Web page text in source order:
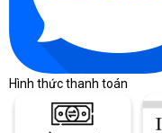
Hình thức thanh toán